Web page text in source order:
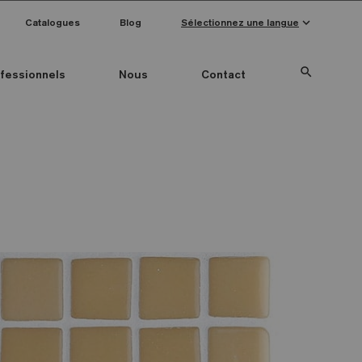
Nous Contact search
Catalogues Blog Sélectionnez une langue keyboard_arrow_down